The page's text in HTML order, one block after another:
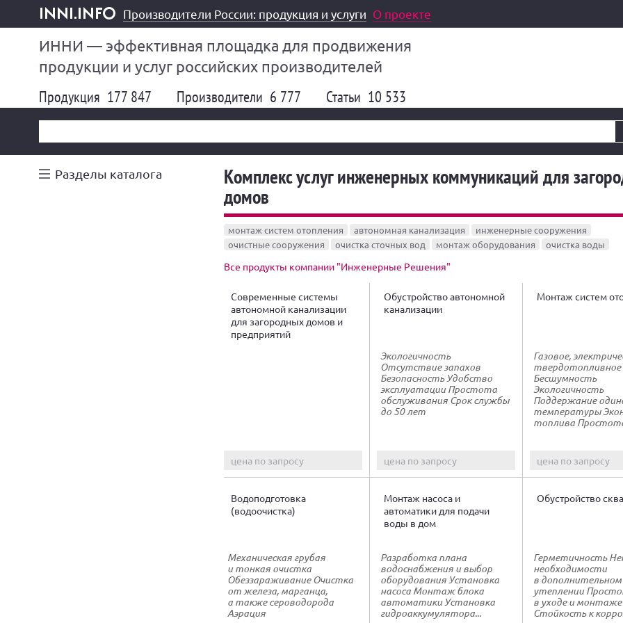
inni.info
Производители России: продукция и услуги О проекте
ИННИ — эффективная площадка для продвижения
продукции и услуг российских производителей
Продукция 177 847 Производители 6 777 Статьи 10 533
Разделы каталога Комплекс услуг инженерных коммуникаций для
домов
монтаж систем отопления автономная канализация
инженерные сооружения
очистные сооружения
очистка сточных вод монтаж оборудования очистка воды
Все продукты компании "Инженерные Решения"
Современные системы
автономной канализации
для загородных домов и
предприятий
цена по запросу
Обустройство автономной
канализации
Экологичность
Отсутствие запахов
Безопасность Удобство
эксплуатации Простота
обслуживания Срок службы
до 50 лет
цена по запросу
Монтаж систем
Газовое,
твердотопливное
Бесшумность
Экологичность
Поддержание
температуры
топлива
цена по запросу
Водоподготовка
(водоочистка)
Механическая грубая
и тонкая очистка
Обеззараживание Очистка
от железа, марганца,
а также сероводорода
Аэрация
Монтаж насоса и
автоматики для подачи
воды в дом
Разработка плана
водоснабжения и выбор
оборудования Установка
насоса Монтаж блока
автоматики Установка
гидроаккумулятора...
Обустройство
Герметичность
необходимости
в дополнительном
утеплении
в уходе и монтаже
Стойкость к